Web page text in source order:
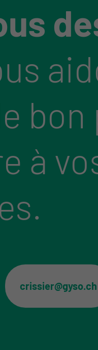
bon
à
crissier@gyso.ch